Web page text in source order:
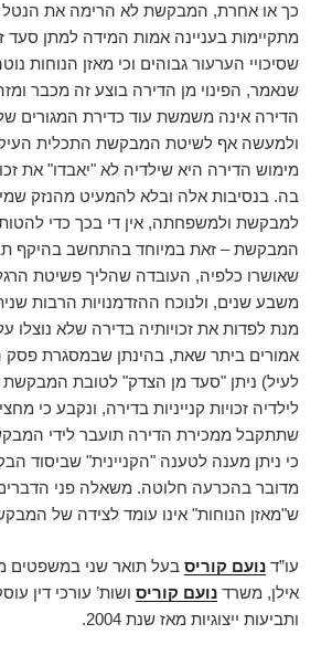
כך או אחרת, המבקשת לא הרימה את הנטל
מתקיימות בעניינה אמות המידה למתן סעד
שסיכויי הערעור גבוהים וכי מאזן הנוחות
שנאמר, הפינוי מן הדירה בוצע זה מכבר
הדירה אינה משמשת עוד כדירת המגורים
ולמעשה אף לשיטת המבקשת התכלית
מימוש הדירה היא שילדיה לא "יאבדו" את
בה. בנסיבות אלה ובלא להמעיט מהנזק
למבקשת ולמשפחתה, אין די בכך כדי
המבקשת – זאת במיוחד בהתחשב בהיקף
שאושרו כלפיה, העובדה שהליך פשיטת
משבע שנים, ולנוכח ההזדמנויות הרבות
מנת לפדות את זכויותיה בדירה שלא נוצלו
אמורים ביתר שאת, בהינתן שבמסגרת פסק
לעיל) ניתן "סעד מן הצדק" לטובת המבקשת
לילדיה זכויות קנייניות בדירה, ונקבע כי
שתתקבל ממכירת הדירה תועבר לידי
כי ניתן מענה לטענה "הקניינית" שביסוד
מדובר בהכרעה חלוטה. משאלה פני
ש"מאזן הנוחות" אינו עומד לצידה של
עו”ד נועם קוריס בעל תואר שני במשפטים
אילן, משרד נועם קוריס ושות’ עורכי דין
ותביעות ייצוגיות מאז שנת 2004.